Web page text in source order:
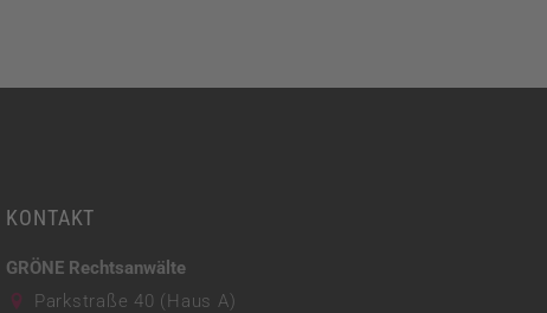
KONTAKT
GRÖNE Rechtsanwälte
Parkstraße 40 (Haus A)